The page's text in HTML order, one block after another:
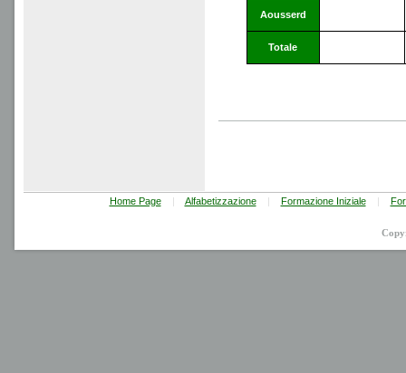
Aousserd
Totale
Home Page | Alfabetizzazione | Formazione Iniziale |